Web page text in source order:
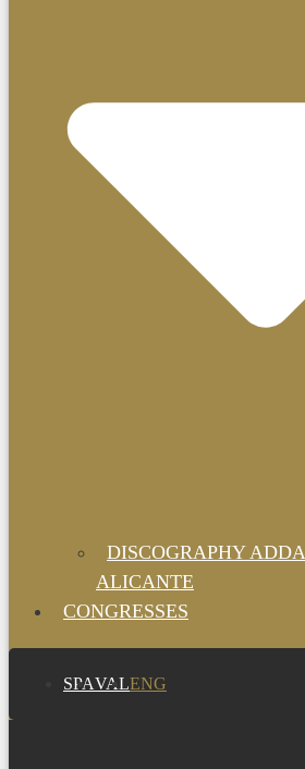
DISCOGRAPHY
ALICANTE
CONGRESSES
SPAVALENG